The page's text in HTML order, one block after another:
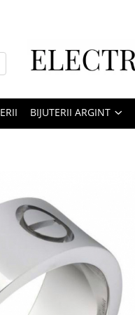
BIJUTERII ARGINT